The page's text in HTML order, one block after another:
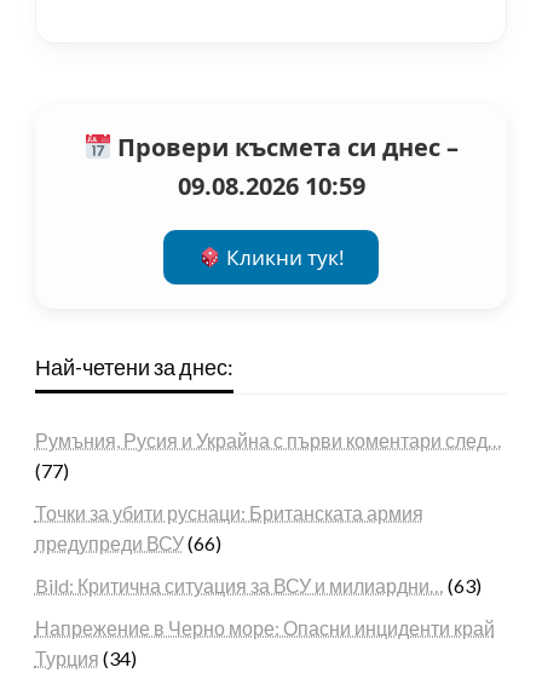
Провери късмета си днес –
09.08.2026 10:59
Кликни тук!
Най-четени за днес:
Румъния, Русия и Украйна с първи коментари след…
(77)
Точки за убити руснаци: Британската армия
предупреди ВСУ(66)
Bild: Критична ситуация за ВСУ и милиардни… (63)
Напрежение в Черно море: Опасни инциденти край
Турция (34)